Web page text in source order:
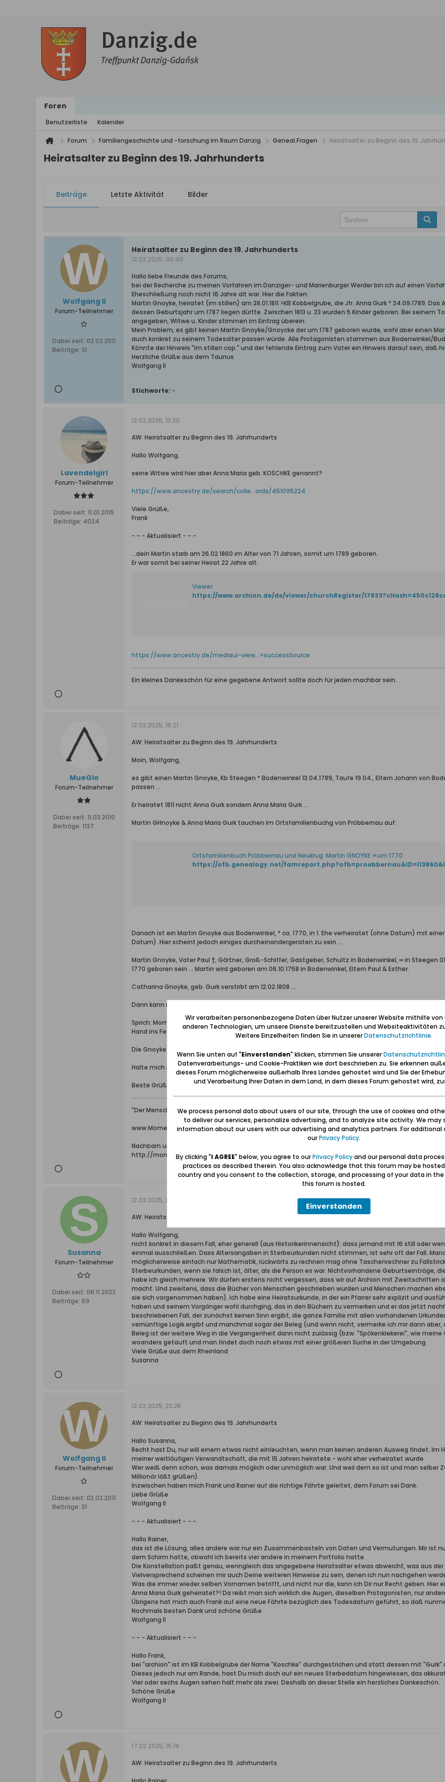
Foren
Benutzerliste Kalender
Forum Familiengeschichte und -forschung im Raum Danzig Geneal.Fragen Heiratsalter zu Beginn des 19.
Heiratsalter zu Beginn des 19. Jahrhunderts
Beiträge Letzte Aktivität Bilder
Wolfgang II
Forum-Teilnehmer
Dabei seit: 02.02.2011
Beiträge: 31
Heiratsalter zu Beginn des 19. Jahrhunderts
12.02.2025, 00:46
Hallo liebe Freunde des Forums,
bei der Recherche zu meinen Vorfahren im Danziger- und Marienburger Werder bin ich auf einen
Eheschließung noch nicht 16 Jahre alt war. Hier die Fakten:
Martin Gnoyke, heiratet (im stillen) am 28.01.1811 >KB Kobbelgrube, die Jfr. Anna Gurk * 24.09.1789.
dessen Geburtsjahr um 1787 liegen dürfte. Zwischen 1813 u. 23 wurden 5 Kinder geboren. Bei seinem
angegeben, Witwe u. Kinder stimmen im Eintrag überein.
Mein Problem, es gibt keinen Martin Gnoyke/Gnoycke der um 1787 geboren wurde, wohl aber einen
auch konkret zu seinem Todesalter passen würde. Alle Protagonisten stammen aus Bodenwinkel/
Könnte der Hinweis "im stillen cop." und der fehlende Eintrag zum Vater ein Hinweis darauf sein, daß
Herzliche Grüße aus dem Taunus
Wolfgang II
Stichworte: -
Lavendelgirl
Forum-Teilnehmer
Dabei seit: 11.01.2015
Beiträge: 4024
12.02.2025, 13:30
AW: Heiratsalter zu Beginn des 19. Jahrhunderts
Hallo Wolfgang,
seine Witwe wird hier aber Anna Maria geb. KOSCHKE genannt?
https://www.ancestry.de/search/colle...ords/451095224
Viele Grüße,
Frank
- - - Aktualisiert - - -
...dein Martin starb am 26.02.1860 im Alter von 71 Jahren, somit um 1789 geboren.
Er war somit bei seiner Heirat 22 Jahre alt.
Viewer
https://www.archion.de/de/viewer/churchRegister/
https://www.ancestry.de/mediaui-view...=successSource
Ein kleines Dankeschön für eine gegebene Antwort sollte doch für jeden machbar sein.
MueGlo
Forum-Teilnehmer
Dabei seit: 11.03.2010
Beiträge: 1137
12.02.2025, 16:21
AW: Heiratsalter zu Beginn des 19. Jahrhunderts
Moin, Wolfgang,
es gibt einen Martin Gnoyke, Kb Steegen * Bodenwinkel 13.04.1789, Taufe 19.04., Eltern Johann von
passen ...
Er heiratet 1811 nicht Anna Gurk sondern Anna Maria Gurk ...
Martin GHnoyke & Anna Maria Gurk tauchen im Ortsfamilienbuchg von Pröbbernau auf:
Ortsfamilienbuch Pröbbernau und Neukrug: Martin GNOYKE ✶um 1770
https://ofb.genealogy.net/
Danach ist ein Martin Gnoyke aus Bodenwinkel, * ca. 1770, in 1. Ehe verheiratet (ohne Datum) mit
Datum). Hier scheint jedoch einiges durcheinandergeraten zu sein ...
Martin Gnoyke, Vater Paul †, Gärtner, Groß-Schiffer, Gastgeber, Schultz in Bodenwinkel, ∞ in Steegen
1770 geboren sein ... Martin wird geboren am 06.10.1758 in Bodenwinkel, Eltern Paul & Esther.
Catharina Gnoyke, geb. Gurk verstirbt am 12.02.1808 ....
Dann kann natürlich sein, dass er 1811 erneut heiratet, still, weil die Braut schwanger ist (???) oder er
Sprich: Momentan noch Unsicherheit ... am wahrscheinlichsten halte ich zur Zeit den Martin von 1789
Hand ins Feuer ...
Die Gnoyke bleiben eine Crux ... aufgrund ihrer großen Zahl und den ewig gleichen Vornamen ...
Halte mich mal auf dem Laufenden bzgl. Deines weiteren Vorgehens.
Beste Grüße, Rainer MueGlo
"Der Mensch lebt, so lange man sich seiner erinnert!" - Afrikanisches Sprichwort
www.Momente-im-Werder.net --- Adressbücher, Literatur, Werkzeugkasten und Momente im
Nachbarn und Hofbesitzer in Groß und Klein Zünder vom 17. bis 20. Jahrhundert:
http://momente-im-werder.net/01_Offen/31_Gross-Zuender/Nachbarn-GrZ-KlZ/index.htm
Susanna
Forum-Teilnehmer
Dabei seit: 06.11.2022
Beiträge: 59
12.02.2025, 21:29
AW: Heiratsalter zu Beginn des 19. Jahrhunderts
Hallo Wolfgang,
nicht konkret in diesem Fall, eher generell (aus Historikerinnensicht): dass jemand mit 16 still oder
einmal ausschließen. Dass Altersangaben in Sterbeurkunden nicht stimmen, ist sehr oft der Fall.
möglicherweise einfach nur Mathematik, rückwärts zu rechnen mag ohne Taschenrechner zu
Sterbeurkunden, wenn sie falsch ist, älter, als die Person es war. Nichtvorhandene Geburtseinträge,
habe ich gleich mehrere. Wir dürfen erstens nicht vergessen, dass wir auf Archion mit Zweitschriften
macht. Und zweitens, dass die Bücher von Menschen geschrieben wurden und Menschen machen
sie sich vorgenommen haben). Ich habe eine Heiratsurkunde, in der ein Pfarrer sehr explizit und
haben und seinem Vorgänger wohl durchging, das in den Büchern zu vermerken und er das jetzt
beschriebenen Fall, der zunächst keinen Sinn ergibt, die ganze Familie mit allen vorhandenen
vernünftige Logik ergibt und manchmal sogar der Beleg (und wenn nicht, vermerke ich mir dann
Beleg ist der weitere Weg in die Vergangenheit dann nicht zulässig (bzw. "Spökenkiekerei", wie
woanders getauft und man findet doch noch etwas mit einer größeren Suche in der Umgebung.
Viele Grüße aus dem Rheinland
Susanna
Wolfgang II
Forum-Teilnehmer
Dabei seit: 02.02.2011
Beiträge: 31
12.02.2025, 23:28
AW: Heiratsalter zu Beginn des 19. Jahrhunderts
Hallo Susanna,
Recht hast Du, nur will einem etwas nicht einleuchten, wenn man keinen anderen Ausweg findet. Im
meiner weitläufigen Verwandtschaft, die mit 15 Jahren heiratete - wohl eher verheiratet wurde.
Wer weiß denn schon, was damals möglich oder unmöglich war. Und weil dem so ist und man selber
Millionär läßt grüßen).
Inzwischen haben mich Frank und Rainer auf die richtige Fährte geleitet, dem Forum sei Dank.
Liebe Grüße
Wolfgang II
- - - Aktualisiert - - -
Hallo Rainer,
das ist die Lösung, alles andere war nur ein Zusammenbasteln von Daten und Vermutungen. Mir ist
dem Schirm hatte, obwohl ich bereits vier andere in meinem Portfolio hatte.
Die Konstellation paßt genau, wenngleich das angegebene Heiratsalter etwas abweicht, was aus
Vielversprechend scheinen mir auch Deine weiteren Hinweise zu sein, denen ich nun nachgehen
Was die immer wieder selben Vornamen betrifft, und nicht nur die, kann ich Dir nur Recht geben. Hier
Anna Maria Gurk geheiratet?! Da reibt man sich wirklich die Augen, dieselben Protagonisten, nur
Übrigens hat mich auch Frank auf eine neue Fährte bezüglich des Todesdatum geführt, so daß
Nochmals besten Dank und schöne Grüße
Wolfgang II
- - - Aktualisiert - - -
Hallo Frank,
bei "archion" ist im KB Kobbelgrube der Name "Koschke" durchgestrichen und statt dessen mit "Gurk"
Dieses jedoch nur am Rande, hast Du mich doch auf ein neues Sterbedatum hingewiesen, das
Vier oder sechs Augen sehen halt mehr als zwei. Deshalb an dieser Stelle ein herzliches Dankeschön.
Schöne Grüße
Wolfgang II
17.02.2025, 15:19
AW: Heiratsalter zu Beginn des 19. Jahrhunderts
Wir verarbeiten personenbezogene Daten über Nutzer unserer Website mithilfe von
anderen Technologien, um unsere Dienste bereitzustellen und Websiteaktivitäten
Weitere Einzelheiten finden Sie in unsererDatenschutzrichtlinie.
Wenn Sie unten auf "Einverstanden" klicken, stimmen Sie unserer
Datenverarbeitungs- und Cookie-Praktiken wie dort beschrieben zu. Sie erkennen
dieses Forum möglicherweise außerhalb Ihres Landes gehostet wird und Sie der
und Verarbeitung Ihrer Daten in dem Land, in dem dieses Forum gehostet wird,
We process personal data about users of our site, through the use of cookies and
to deliver our services, personalize advertising, and to analyze site activity. We may
information about our users with our advertising and analytics partners. For additional
ourPrivacy Policy.
By clicking "I AGREE" below, you agree to ourPrivacy Policyand our personal data
practices as described therein. You also acknowledge that this forum may be
country and you consent to the collection, storage, and processing of your data in
this forum is hosted.
Einverstanden